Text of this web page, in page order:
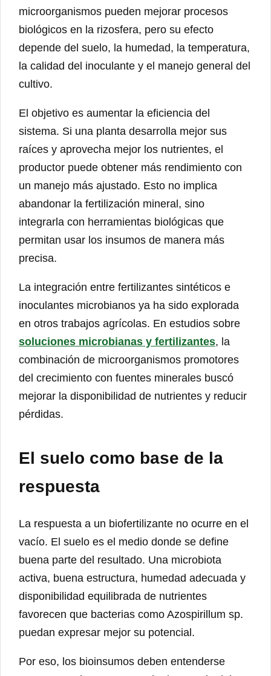
microorganismos pueden mejorar procesos
biológicos en la rizosfera, pero su efecto
depende del suelo, la humedad, la temperatura,
la calidad del inoculante y el manejo general del
cultivo.
El objetivo es aumentar la eficiencia del
sistema. Si una planta desarrolla mejor sus
raíces y aprovecha mejor los nutrientes, el
productor puede obtener más rendimiento con
un manejo más ajustado. Esto no implica
abandonar la fertilización mineral, sino
integrarla con herramientas biológicas que
permitan usar los insumos de manera más
precisa.
La integración entre fertilizantes sintéticos e
inoculantes microbianos ya ha sido explorada
en otros trabajos agrícolas. En estudios sobre
soluciones microbianas y fertilizantes, la
combinación de microorganismos promotores
del crecimiento con fuentes minerales buscó
mejorar la disponibilidad de nutrientes y reducir
pérdidas.
El suelo como base de la
respuesta
La respuesta a un biofertilizante no ocurre en el
vacío. El suelo es el medio donde se define
buena parte del resultado. Una microbiota
activa, buena estructura, humedad adecuada y
disponibilidad equilibrada de nutrientes
favorecen que bacterias como Azospirillum sp.
puedan expresar mejor su potencial.
Por eso, los bioinsumos deben entenderse